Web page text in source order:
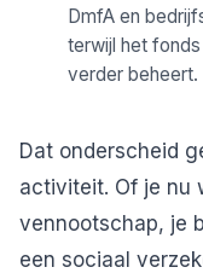
DmfA en
terwijl het
verder beheert.
Dat onderscheid
activiteit. Of je nu
vennootschap, je
een sociaal